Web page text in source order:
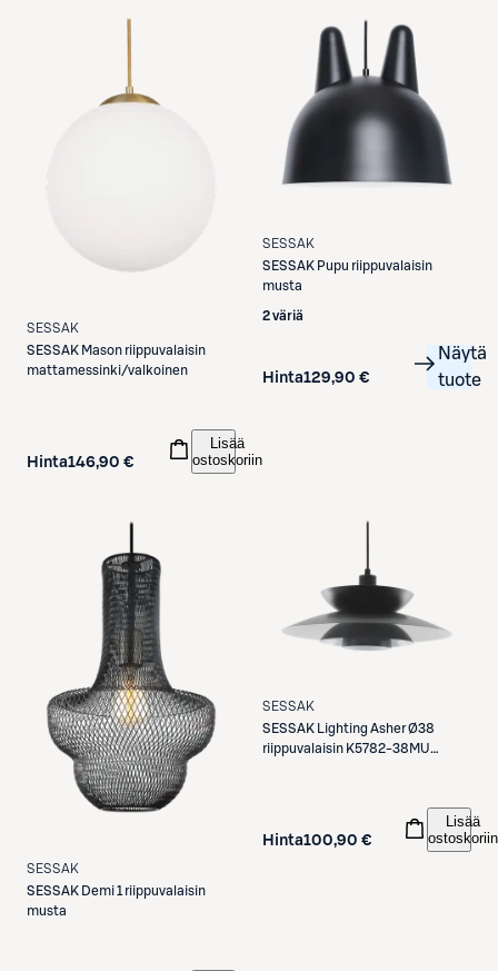
SESSAK
SESSAK Mason riippuvalaisin
mattamessinki/valkoinen
Hinta146,90 €
Lisää
ostoskoriin
SESSAK
SESSAK Pupu riippuvalaisin
musta
2 väriä
Hinta129,90 €
Näytä
tuote
SESSAK
SESSAK Demi 1 riippuvalaisin
musta
SESSAK
SESSAK Lighting Asher Ø38
riippuvalaisin K5782-38MU
Hinta100,90 €
Lisää
ostoskoriin